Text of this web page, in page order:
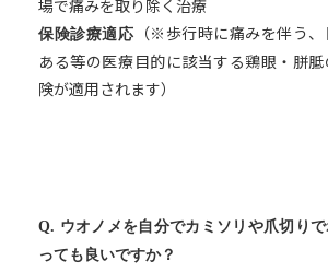
場で痛みを取り除く治療
保険診療適応
（※歩行時に痛みを伴う
ある等の医療目的に該当する鶏眼・胼
険が適用されます）
Q. ウオノメを自分でカミソリや爪切り
っても良いですか？